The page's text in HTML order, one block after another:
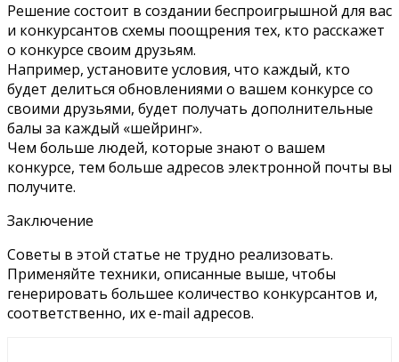
Решение состоит в создании беспроигрышной для вас
и конкурсантов схемы поощрения тех, кто расскажет
о конкурсе своим друзьям.
Например, установите условия, что каждый, кто
будет делиться обновлениями о вашем конкурсе со
своими друзьями, будет получать дополнительные
балы за каждый «шейринг».
Чем больше людей, которые знают о вашем
конкурсе, тем больше адресов электронной почты вы
получите.
Заключение
Советы в этой статье не трудно реализовать.
Применяйте техники, описанные выше, чтобы
генерировать большее количество конкурсантов и,
соответственно, их e-mail адресов.